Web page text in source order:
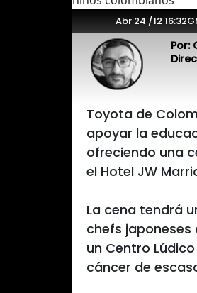
Abr 24 /12
Por:
Toyota de
apoyar la
ofreciendo una
el Hotel JW
La cena tendrá
chefs
un Centro
cáncer de